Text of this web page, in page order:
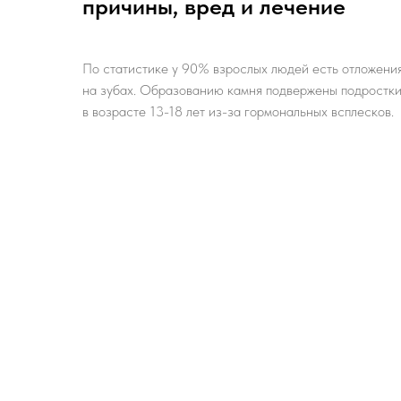
причины, вред и лечение
По статистике у 90% взрослых людей есть
на зубах. Образованию камня подвержены подростки
в возрасте 13-18 лет из-за гормональных всплесков.